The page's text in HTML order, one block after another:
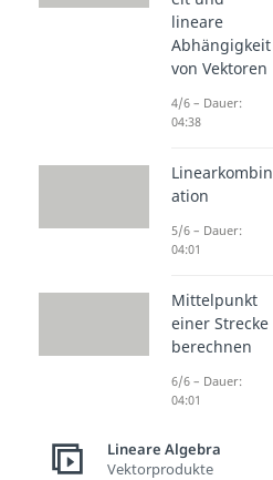
lineare
Abhängigkeit
von Vektoren
4/6 – Dauer:
04:38
Linearkombin
ation
5/6 – Dauer:
04:01
Mittelpunkt
einer Strecke
berechnen
6/6 – Dauer:
04:01
Lineare Algebra
Vektorprodukte